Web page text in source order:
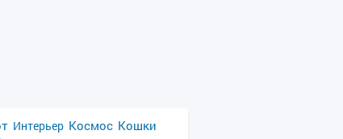
Интерьер Космос Кошки